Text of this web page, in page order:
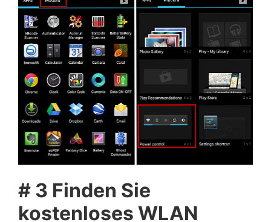
# 3 Finden Sie
kostenloses WLAN